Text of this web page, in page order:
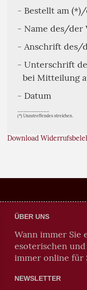
- Bestellt am
- Name des/der
- Anschrift des/
- Unterschrift
bei Mitteilung
- Datum
(*) Unzutreffendes streichen.
Download
ÜBER UNS
Wann immer Sie
esoterischen
immer online für
NEWSLETTER